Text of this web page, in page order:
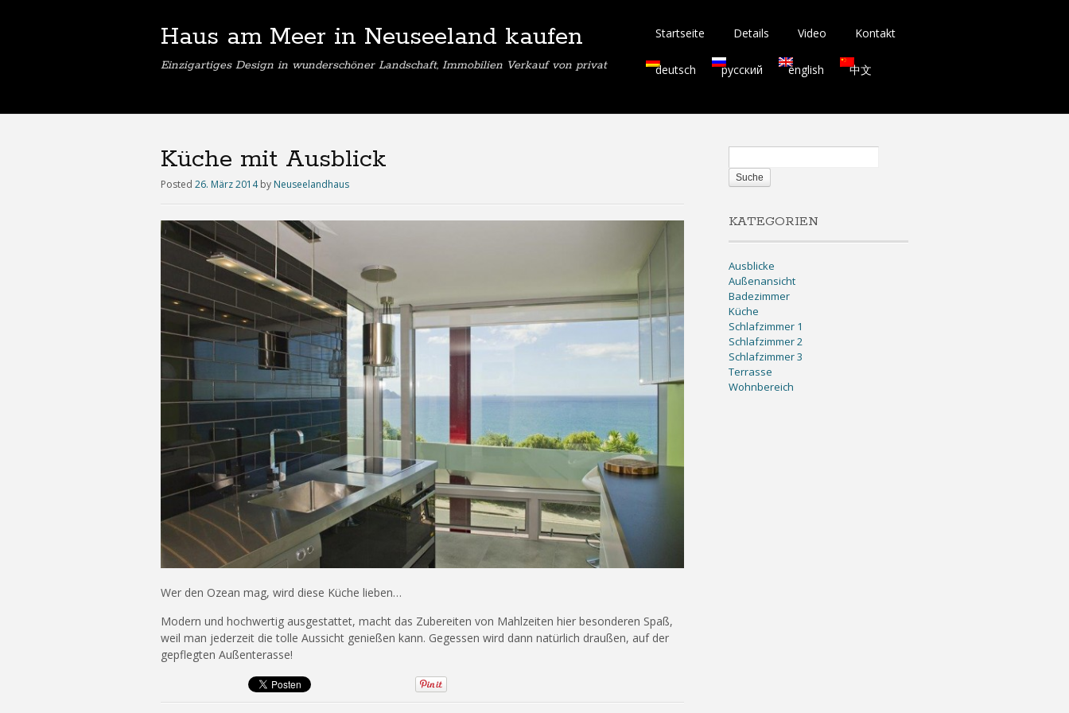
Haus am Meer in Neuseeland kaufen
Einzigartiges Design in wunderschöner Landschaft, Immobilien Verkauf von privat
Startseite Details Video Kontakt
deutsch русский english 中文
Küche mit Ausblick
Posted 26. März 2014 by Neuseelandhaus
Wer den Ozean mag, wird diese Küche lieben…
Modern und hochwertig ausgestattet, macht das Zubereiten von Mahlzeiten hier besonderen Spaß,
weil man jederzeit die tolle Aussicht genießen kann. Gegessen wird dann natürlich draußen, auf der
gepflegten Außenterasse!
KATEGORIEN
Ausblicke
Außenansicht
Badezimmer
Küche
Schlafzimmer 1
Schlafzimmer 2
Schlafzimmer 3
Terrasse
Wohnbereich